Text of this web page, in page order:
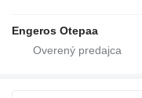
Engeros Otepaa